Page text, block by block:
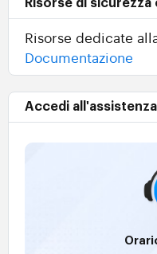
Risorse di sicurezza
Risorse dedicate
Documentazione
Accedi all'assistenza